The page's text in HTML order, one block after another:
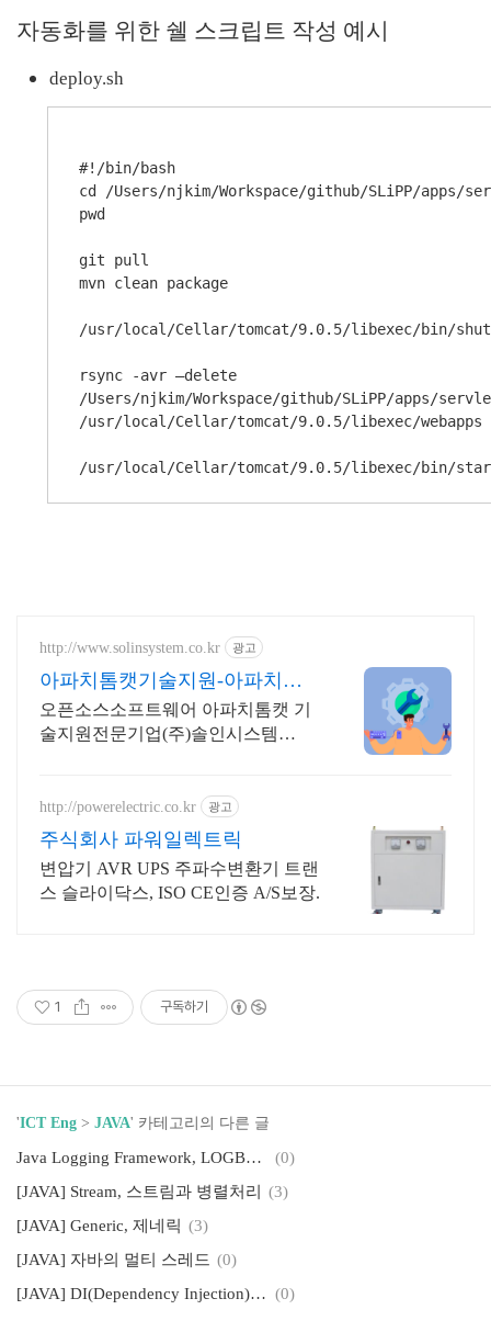
자동화를 위한 쉘 스크립트 작성 예시
deploy.sh
#!/bin/bash
cd /Users/njkim/Workspace/github/SLiPP/apps/
pwd
git pull
mvn clean package
/usr/local/Cellar/tomcat/9.0.5/libexec/bin/
rsync -avr —delete
/Users/njkim/Workspace/github/SLiPP/apps/
/usr/local/Cellar/tomcat/9.0.5/libexec/webapps
/usr/local/Cellar/tomcat/9.0.5/libexec/bin/
http://www.solinsystem.co.kr 광고
아파치톰캣기술지원-아파치톰
캣 20년이상 기술지원 노하우
오픈소스소프트웨어 아파치톰캣 기
술지원전문기업(주)솔인시스템
http://powerelectric.co.kr 광고
주식회사 파워일렉트릭
변압기 AVR UPS 주파수변환기 트랜
스 슬라이닥스, ISO CE인증 A/S보장.
1 구독하기
'ICT Eng > JAVA' 카테고리의 다른 글
Java Logging Framework, LOGBack
(0)
[JAVA] Stream, 스트림과 병렬처리
(3)
[JAVA] Generic, 제네릭 (3)
[JAVA] 자바의 멀티 스레드 (0)
[JAVA] DI(Dependency Injection)를 이용한 빈 의존성 관리 (0)